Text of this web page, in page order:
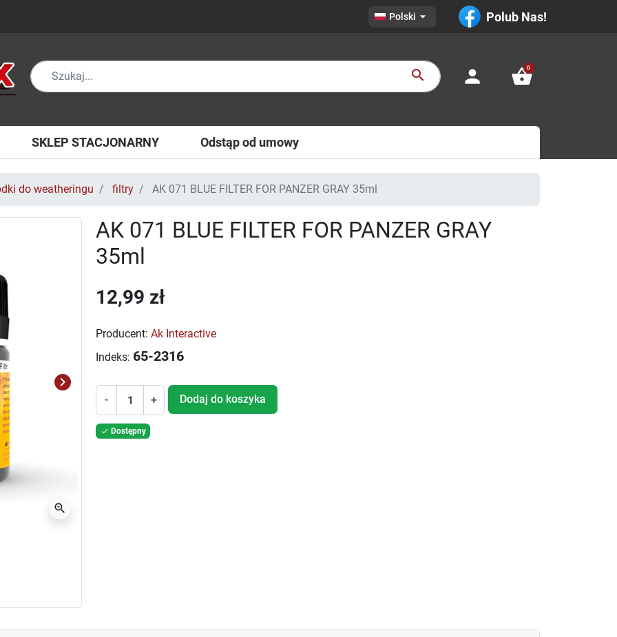
Polski  Polub Nas!
search person shopping_basket
0
SKLEP STACJONARNY Odstąp od umowy
do weatheringu filtry AK 071 BLUE FILTER FOR PANZER GRAY 35ml
Następny
keyboard_arrow_right
zoom_in
AK 071 BLUE FILTER FOR PANZER GRAY
35ml
12,99 zł
Producent: Ak Interactive
Indeks: 65-2316
- + Dodaj do koszyka
 Dostępny